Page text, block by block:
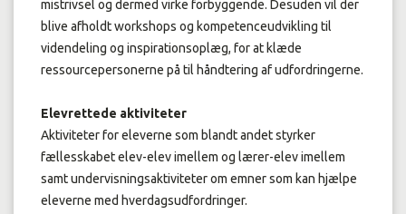
mistrivsel og dermed virke forbyggende. Desuden vil der
blive afholdt workshops og kompetenceudvikling til
videndeling og inspirationsoplæg, for at klæde
ressourcepersonerne på til håndtering af udfordringerne.
Elevrettede aktiviteter
Aktiviteter for eleverne som blandt andet styrker
fællesskabet elev-elev imellem og lærer-elev imellem
samt undervisningsaktiviteter om emner som kan hjælpe
eleverne med hverdagsudfordringer.